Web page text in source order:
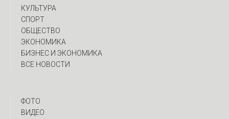
КУЛЬТУРА
СПОРТ
ОБЩЕСТВО
ЭКОНОМИКА
БИЗНЕС И ЭКОНОМИКА
ВСЕ НОВОСТИ
ФОТО
ВИДЕО